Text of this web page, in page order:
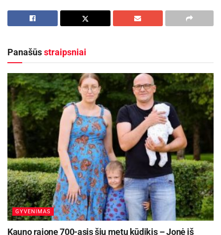
„Studentams būsto paieška dažnai
kurį jie priima savarankiškai. Todėl
pradžioje svarbiausias žingsnis – ne
realiai būsimas gyventojas gali skirti
būsto nuomai. Svarbu įtraukti ne tik
nuomos kainą, bet ir visus papildomus
mokesčius – šildymą, elektrą, internetą,
transportą, maistą. Pagal galimybes itin
svarbu reguliariai, kiekvieną mėnesį
atsidėti 10-20 proc. savo pajamų
taupymui. Jei po paskaičiavimo
biudžete tokios dalies nelieka,
pasirinktas variantas gali reikšti per
didelę finansinę naštą ir riziką vėluoti su
įmokomis ar pritrūkti lėšų
nenumatytiems atvejams“, – sako
„Artea“ banko finansų ekspertė dr. Dalia
Kolmatsui.
Panašūsstraipsniai
GYVENIMAS
Kauno rajone 700-asis šių metų kūdikis – Jonė iš